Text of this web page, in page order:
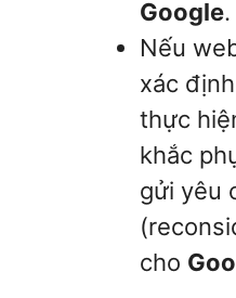
Google.
Nếu
xác
thực
khắc
gửi yêu
cho